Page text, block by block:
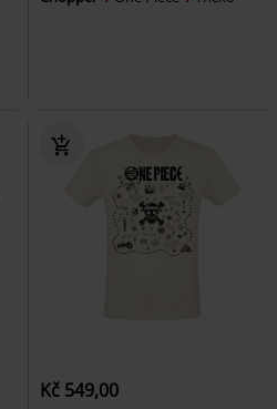
Kč 549,00